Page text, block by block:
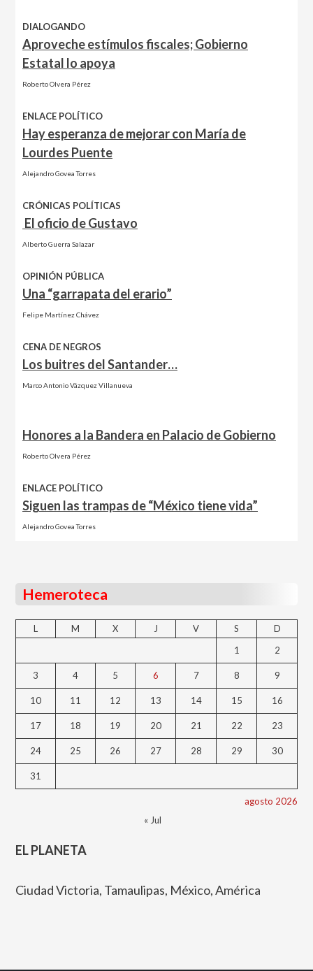
DIALOGANDO
Aproveche estímulos fiscales; Gobierno
Estatal lo apoya
Roberto Olvera Pérez
ENLACE POLÍTICO
Hay esperanza de mejorar con María de
Lourdes Puente
Alejandro Govea Torres
CRÓNICAS POLÍTICAS
El oficio de Gustavo
Alberto Guerra Salazar
OPINIÓN PÚBLICA
Una “garrapata del erario”
Felipe Martínez Chávez
CENA DE NEGROS
Los buitres del Santander…
Marco Antonio Vázquez Villanueva
Honores a la Bandera en Palacio de Gobierno
Roberto Olvera Pérez
ENLACE POLÍTICO
Siguen las trampas de “México tiene vida”
Alejandro Govea Torres
Hemeroteca
agosto 2026
L M X J V S
D
1
2
3 4 5 6 7 8 9
10 11 12 13 14 15 16
17 18 19 20 21 22 23
24 25 26 27 28 29 30
31
« Jul
EL PLANETA
Ciudad Victoria, Tamaulipas, México, América